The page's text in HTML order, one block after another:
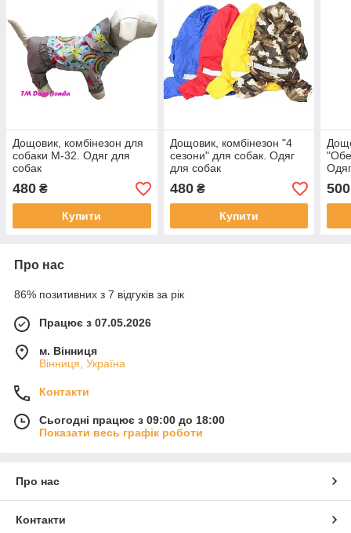
Дощовик, комбінезон для
собаки М-32. Одяг для
собак
480 ₴
Купити
Дощовик, комбінезон "4
сезони" для собак. Одяг
для собак
480₴
Купити
500
Про нас
86% позитивних з 7 відгуків за рік
Працює з 07.05.2026
м. Вінниця
Вінниця, Україна
Контакти
Сьогодні працює з 09:00 до 18:00
Показати весь графік роботи
Про нас
Контакти